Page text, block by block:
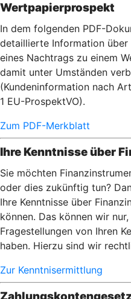
Wertpapierprospekt
In dem folgenden PDF-
detaillierte Information
eines Nachtrags zu einem
damit unter Umständen
(Kundeninformation nach
1 EU-ProspektVO).
Zum PDF-Merkblatt
Ihre Kenntnisse über
Sie möchten
oder dies zukünftig tun?
Ihre Kenntnisse über
können. Das können wir
Fragestellungen von Ihren
haben. Hierzu sind wir
Zur Kenntnisermittlung